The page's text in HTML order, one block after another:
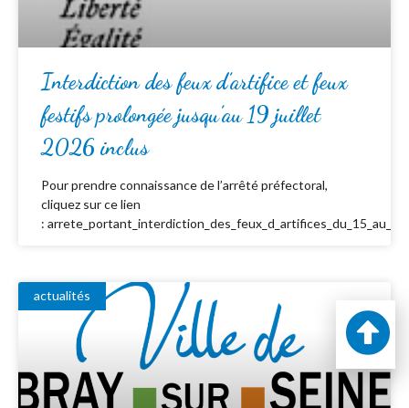
Interdiction des feux d’artifice et feux
festifs prolongée jusqu’au 19 juillet
2026 inclus
Pour prendre connaissance de l’arrêté préfectoral,
cliquez sur ce lien
:
actualités